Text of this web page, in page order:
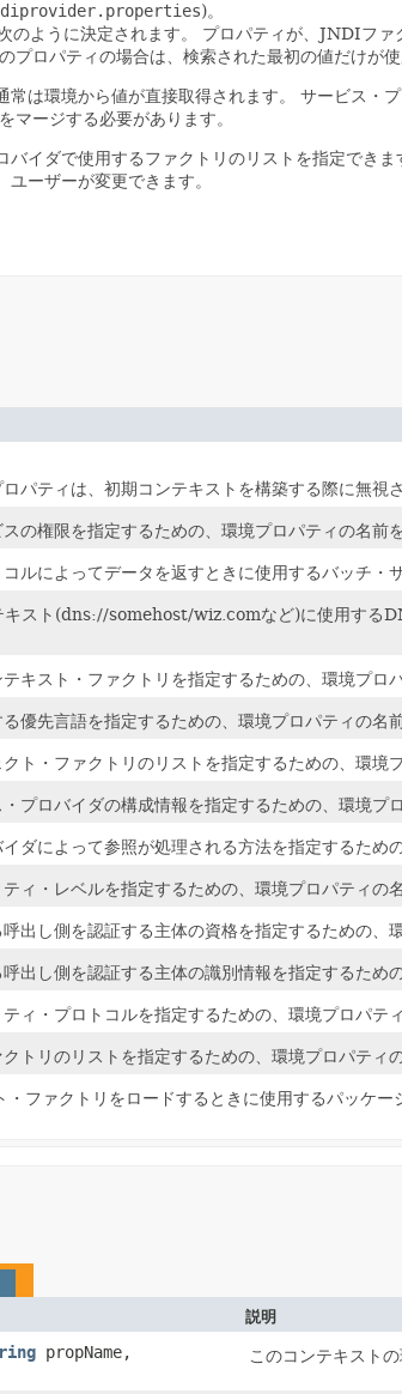
)。
ように決定されます。
プロパティが、JNDIファ
プロパティの場合は、検索された最初の値だけが使
は環境から値が直接取得されます。
サービス・
マージする必要があります。
イダで使用するファクトリのリストを指定できま
ーザーが変更できます。
パティは、初期コンテキストを構築する際に無視さ
の権限を指定するための、環境プロパティの名前
ルによってデータを返すときに使用するバッチ・
スト(dns://somehost/wiz.comなど)に使用する
キスト・ファクトリを指定するための、環境プロ
優先言語を指定するための、環境プロパティの名
ト・ファクトリのリストを指定するための、環境
プロバイダの構成情報を指定するための、環境プ
ダによって参照が処理される方法を指定するため
ィ・レベルを指定するための、環境プロパティの
出し側を認証する主体の資格を指定するための、
出し側を認証する主体の識別情報を指定するため
ィ・プロトコルを指定するための、環境プロパテ
トリのリストを指定するための、環境プロパティ
ファクトリをロードするときに使用するパッケ
説明
propName,
このコンテキスト